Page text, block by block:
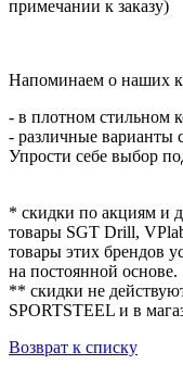
примечании к заказу)
Напоминаем о наших
- в плотном стильном
- различные варианты
Упрости себе выбор
* скидки по акциям и
товары SGT Drill,
товары этих брендов
на постоянной основе.
** скидки не
SPORTSTEEL и в
Возврат к списку